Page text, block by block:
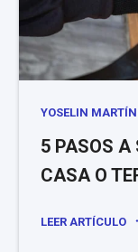
YOSELIN
5 PASOS A
CASA O
LEER ARTÍCULO